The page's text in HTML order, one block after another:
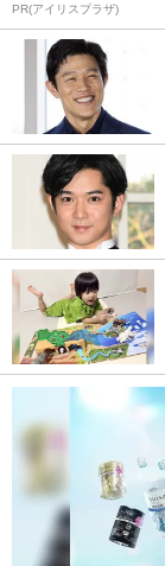
PR(アイリスプラザ)